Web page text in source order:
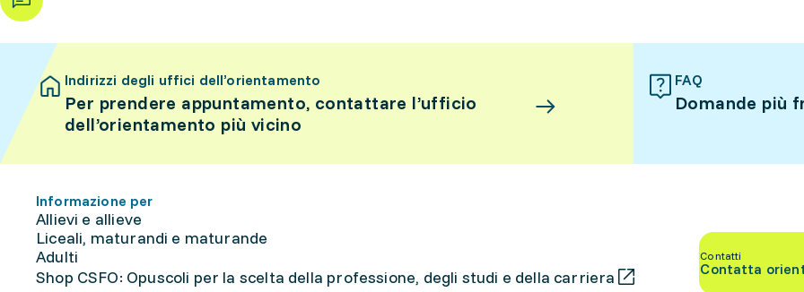
Indirizzi degli uffici dell’orientamento
Per prendere appuntamento, contattare l’ufficio
dell’orientamento più vicino
FAQ
Domande più
Informazione per
Allievi e allieve
Liceali, maturandi e maturande
Adulti
Shop CSFO: Opuscoli per la scelta della professione, degli studi e della carriera
Contatti
Contatta